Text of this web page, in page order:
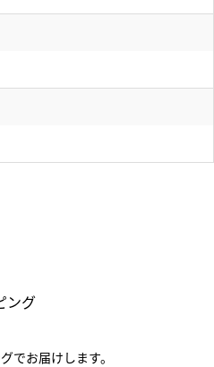
ング
でお届けします。